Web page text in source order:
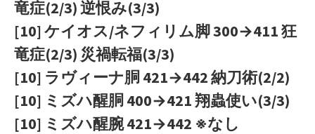
竜症(2/3) 逆恨み(3/3)
[10] ケイオス/ネフィリム脚 300→411 狂
竜症(2/3) 災禍転福(3/3)
[10] ラヴィーナ胴 421→442 納刀術(2/2)
[10] ミズハ醒胴 400→421 翔蟲使い(3/3)
[10] ミズハ醒腕 421→442 ※なし